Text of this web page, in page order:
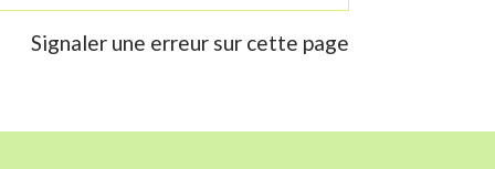
Signaler une erreur sur cette page